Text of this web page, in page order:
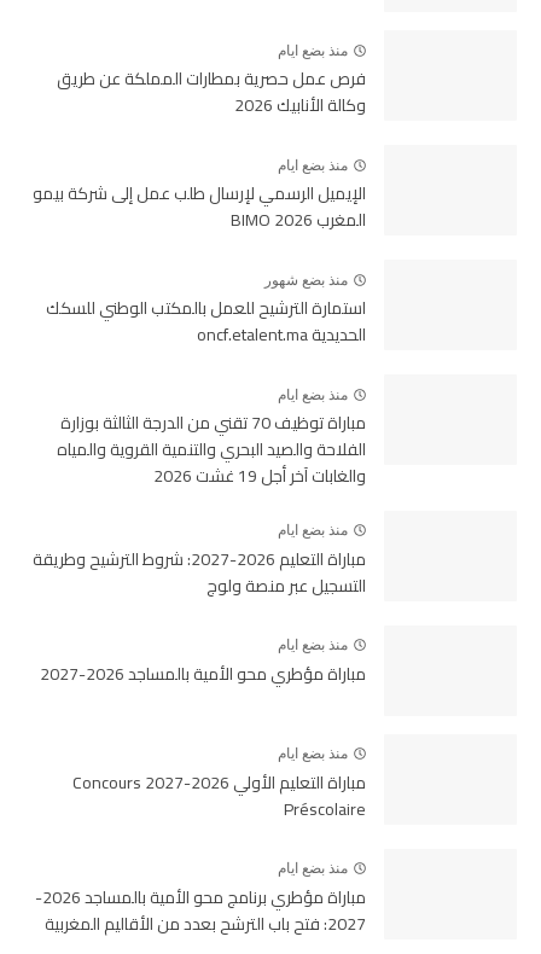
منذ بضع ايام
فرص عمل حصرية بمطارات المملكة عن طريق
وكالة الأنابيك 2026
منذ بضع ايام
الإيميل الرسمي لإرسال طلب عمل إلى شركة بيمو
المغرب BIMO 2026
منذ بضع شهور
استمارة الترشيح للعمل بالمكتب الوطني للسكك
الحديدية oncf.etalent.ma
منذ بضع ايام
مباراة توظيف 70 تقني من الدرجة الثالثة بوزارة
الفلاحة والصيد البحري والتنمية القروية والمياه
والغابات آخر أجل 19 غشت 2026
منذ بضع ايام
مباراة التعليم 2026-2027: شروط الترشيح وطريقة
التسجيل عبر منصة ولوج
منذ بضع ايام
مباراة مؤطري محو الأمية بالمساجد 2026-2027
منذ بضع ايام
مباراة التعليم الأولي 2026-2027 Concours
Préscolaire
منذ بضع ايام
مباراة مؤطري برنامج محو الأمية بالمساجد 2026-
2027: فتح باب الترشح بعدد من الأقاليم المغربية